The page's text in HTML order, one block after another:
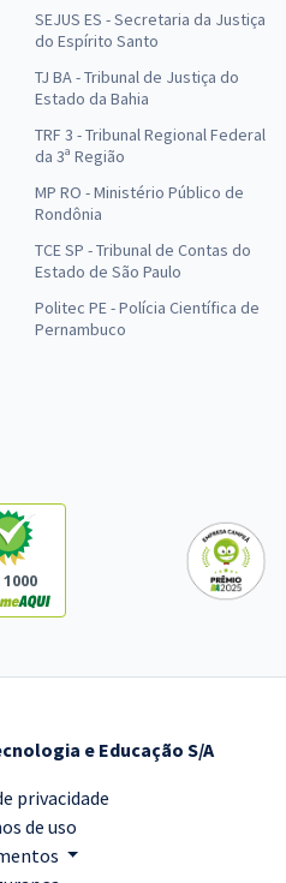
SEJUS ES - Secretaria da Justiça
do Espírito Santo
TJ BA - Tribunal de Justiça do
Estado da Bahia
TRF 3 - Tribunal Regional Federal
da 3ª Região
MP RO - Ministério Público de
Rondônia
TCE SP - Tribunal de Contas do
Estado de São Paulo
Politec PE - Polícia Científica de
Pernambuco
1000
e Educação S/A
privacidade
de uso